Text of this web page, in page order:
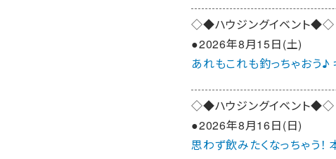
◇◆ハウジングイベント◆◇
●2026年8月15日(土)
あれもこれも釣っちゃおう♪
◇◆ハウジングイベント◆◇
●2026年8月16日(日)
思わず飲みたくなっちゃう！